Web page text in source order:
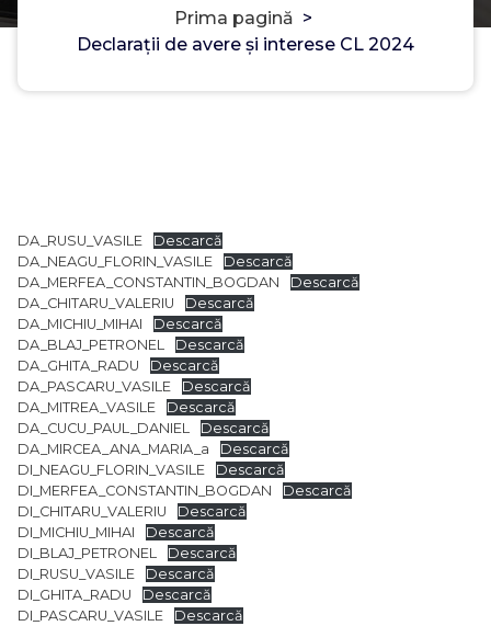
Prima pagină >
Declarații de avere și interese CL 2024
DA_RUSU_VASILE
Descarcă
DA_NEAGU_FLORIN_VASILE
Descarcă
DA_MERFEA_CONSTANTIN_BOGDAN
Descarcă
DA_CHITARU_VALERIU
Descarcă
DA_MICHIU_MIHAI
Descarcă
DA_BLAJ_PETRONEL
Descarcă
DA_GHITA_RADU
Descarcă
DA_PASCARU_VASILE
Descarcă
DA_MITREA_VASILE
Descarcă
DA_CUCU_PAUL_DANIEL
Descarcă
DA_MIRCEA_ANA_MARIA_a
Descarcă
DI_NEAGU_FLORIN_VASILE
Descarcă
DI_MERFEA_CONSTANTIN_BOGDAN
Descarcă
DI_CHITARU_VALERIU
Descarcă
DI_MICHIU_MIHAI
Descarcă
DI_BLAJ_PETRONEL
Descarcă
DI_RUSU_VASILE
Descarcă
DI_GHITA_RADU
Descarcă
DI_PASCARU_VASILE
Descarcă